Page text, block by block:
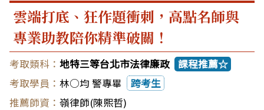
雲端打底、狂作題衝刺，高點名師與
專業助教陪你精準破關！
地特三等台北市法律廉政 課程推薦☆
林○均 警專畢
跨考生
嶺律師(陳熙哲)